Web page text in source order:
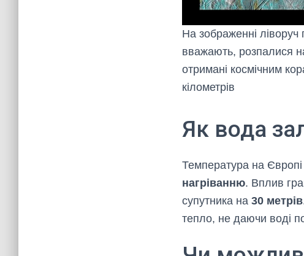
На зображенні ліворуч
вважають, розпалися
отримані космічним
кілометрів
Як вода
Температура на Європі
нагріванню. Вплив
супутника на 30 метрів
тепло, не даючи воді